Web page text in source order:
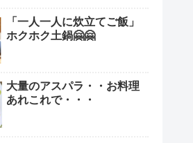
「一人一人に炊立てご飯」
ホクホク土鍋🤗🤗
大量のアスパラ・・お料理
あれこれで・・・